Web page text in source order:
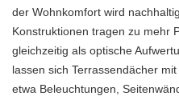
der Wohnkomfort wird
Konstruktionen tragen zu mehr
gleichzeitig als optische
lassen sich Terrassendächer
etwa Beleuchtungen,